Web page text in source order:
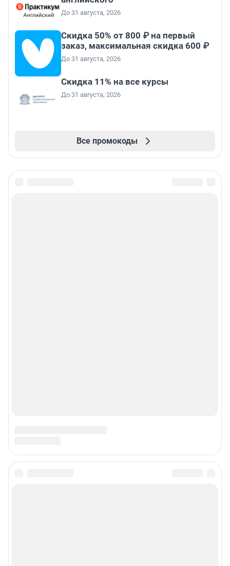
До 31 августа, 2026
Скидка 50% от 800 ₽ на первый
заказ, максимальная скидка 600 ₽
До 31 августа, 2026
Скидка 11% на все курсы
До 31 августа, 2026
Все промокоды